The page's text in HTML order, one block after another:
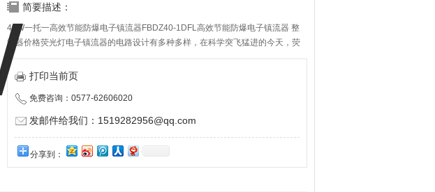
简要描述：
40W一托一高效节能防爆电子镇流器FBDZ40-1DFL高效节能防爆电子镇流器 整
流器价格荧光灯电子镇流器的电路设计有多种多样，在科学突飞猛进的今天，荧
光灯电子镇流器的设计正趋向集成化或模块化，目的是使电路结构简单
打印当前页
免费咨询：0577-62606020
发邮件给我们：1519282956@qq.com
分享到：